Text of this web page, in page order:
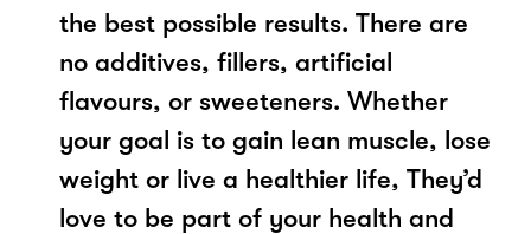
the best possible results. There are
no additives, fillers, artificial
flavours, or sweeteners. Whether
your goal is to gain lean muscle, lose
weight or live a healthier life, They’d
love to be part of your health and